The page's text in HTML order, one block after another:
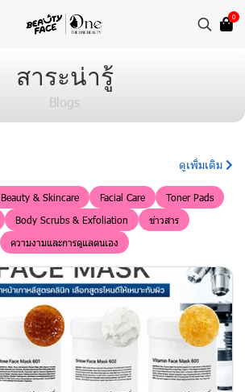
0
สาระน่ารู้
Blogs
ดูเพิ่มเติม
Beauty & Skincare Facial Care
Toner Pads
Body Scrubs & Exfoliation
ข่าวสาร
ความงามและการดูแลตนเอง